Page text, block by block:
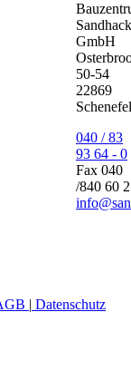
Sandhack
GmbH
50-54
22869
040 / 83
93 64 - 0
Fax 040
/840 60
| Datenschutz